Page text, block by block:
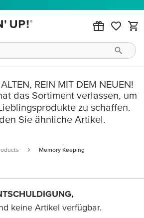
REIN MIT DEM NEUEN!
das Sortiment verlassen, um
zu schaffen.
Sie ähnliche Artikel.
Memory Keeping
keine Artikel verfügbar.